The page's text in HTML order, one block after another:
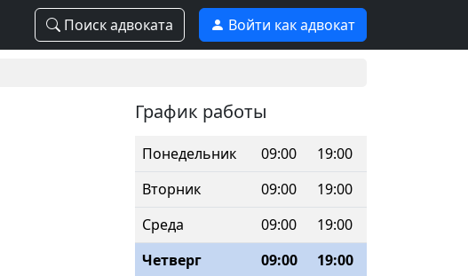
Поиск адвоката Войти как адвокат
График работы
Понедельник 09:00
19:00
Вторник
09:00
19:00
Среда
09:00
19:00
Четверг
09:00
19:00